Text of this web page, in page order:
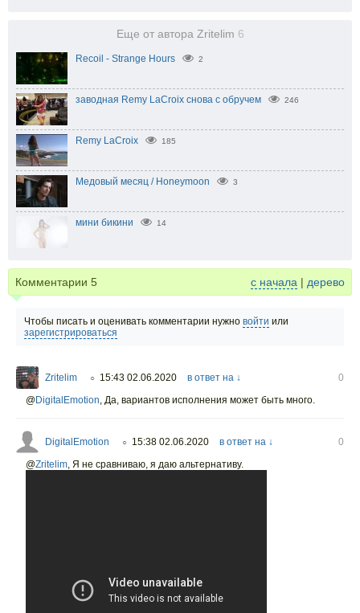
Еще от автора Zritelim 6
Recoil - Strange Hours 2
заводная Remy LaCroix снова с обручем 246
Remy LaCroix 185
Медовый месяц / Honeymoon 3
мини бикини 14
Комментарии 5 с начала | дерево
Чтобы писать и оценивать комментарии нужно войти или
зарегистрироваться
Zritelim ○ 15:43 02.06.2020 в ответ на ↓
0
@DigitalEmotion, Да, вариантов исполнения может быть много.
DigitalEmotion ○ 15:38 02.06.2020 в ответ на ↓
0
@Zritelim, Я не сравниваю, я даю альтернативу.